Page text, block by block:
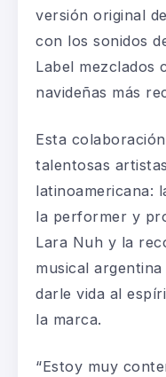
versión original
con los sonidos
Label mezclados
navideñas más
Esta
talentosas
latinoamericana:
la performer y
Lara Nuh y la
musical
darle vida al
la marca.
“Estoy muy